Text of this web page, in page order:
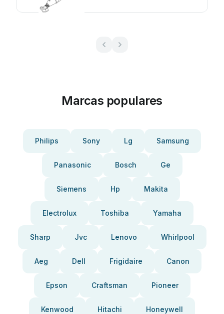
Marcas populares
Philips Sony Lg Samsung
Panasonic Bosch Ge
Siemens Hp Makita
Electrolux Toshiba Yamaha
Sharp Jvc Lenovo Whirlpool
Aeg Dell Frigidaire Canon
Epson Craftsman Pioneer
Kenwood Hitachi Honeywell